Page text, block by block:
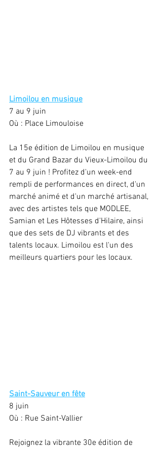
Limoilou en musique
7 au 9 juin
Où : Place Limouloise
La 15e édition de Limoilou en musique
et du Grand Bazar du Vieux-Limoilou du
7 au 9 juin ! Profitez d'un week-end
rempli de performances en direct, d'un
marché animé et d'un marché artisanal,
avec des artistes tels que MODLEE,
Samian et Les Hôtesses d'Hilaire, ainsi
que des sets de DJ vibrants et des
talents locaux. Limoilou est l'un des
meilleurs quartiers pour les locaux.
Saint-Sauveur en fête
8 juin
Où : Rue Saint-Vallier
Rejoignez la vibrante 30e édition de